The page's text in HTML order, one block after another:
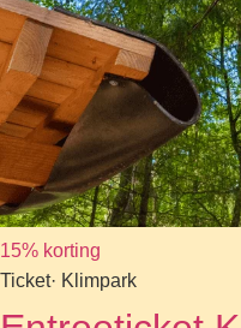
15% korting
Ticket· Klimpark